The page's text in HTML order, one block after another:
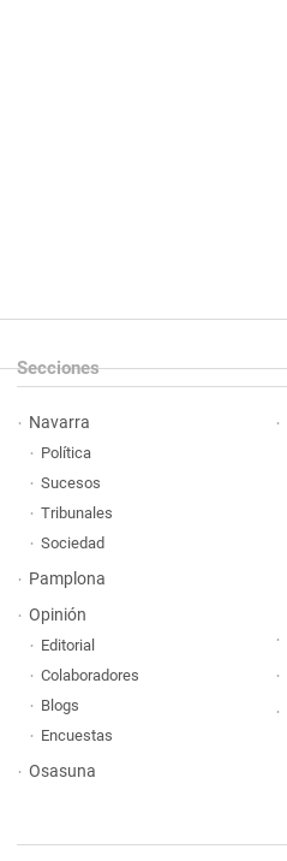
Secciones
Navarra
Política
Sucesos
Tribunales
Sociedad
Pamplona
Opinión
Editorial
Colaboradores
Blogs
Encuestas
Osasuna